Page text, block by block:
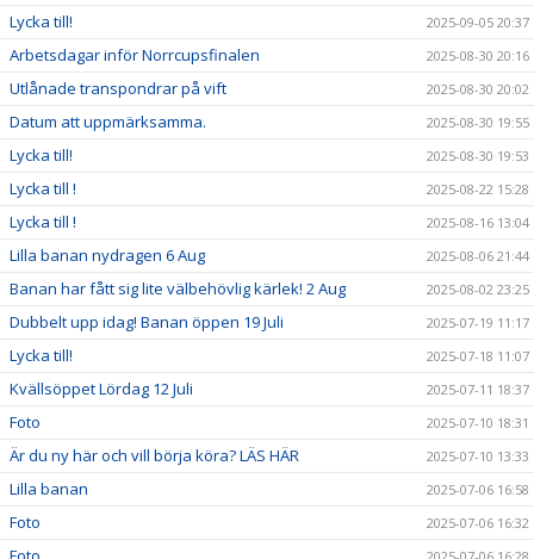
Lycka till! 2025-09-05 20:37
Arbetsdagar inför Norrcupsfinalen 2025-08-30 20:16
Utlånade transpondrar på vift 2025-08-30 20:02
Datum att uppmärksamma. 2025-08-30 19:55
Lycka till! 2025-08-30 19:53
Lycka till ! 2025-08-22 15:28
Lycka till ! 2025-08-16 13:04
Lilla banan nydragen 6 Aug 2025-08-06 21:44
Banan har fått sig lite välbehövlig kärlek! 2 Aug 2025-08-02 23:25
Dubbelt upp idag! Banan öppen 19 Juli 2025-07-19 11:17
Lycka till! 2025-07-18 11:07
Kvällsöppet Lördag 12 Juli 2025-07-11 18:37
Foto 2025-07-10 18:31
Är du ny här och vill börja köra? LÄS HÄR 2025-07-10 13:33
Lilla banan 2025-07-06 16:58
Foto 2025-07-06 16:32